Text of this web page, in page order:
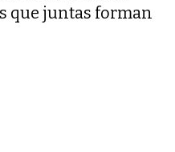
que juntas forman